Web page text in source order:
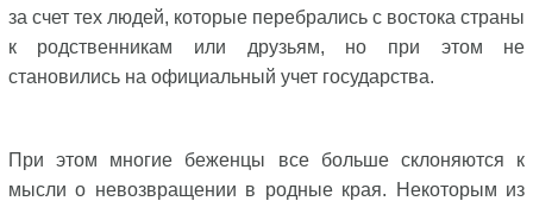
за счет тех людей, которые перебрались с востока страны
к родственникам или друзьям, но при этом не
становились на официальный учет государства.
При этом многие беженцы все больше склоняются к
мысли о невозвращении в родные края. Некоторым из